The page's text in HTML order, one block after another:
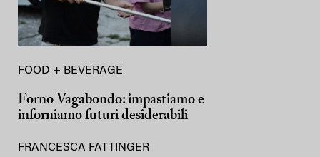
FOOD + BEVERAGE
Forno Vagabondo: impastiamo e
inforniamo futuri desiderabili
FRANCESCA FATTINGER